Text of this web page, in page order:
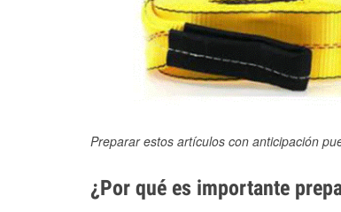
Preparar estos artículos con anticipación
¿Por qué es importante